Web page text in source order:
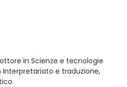
in Scienze e tecnologie
e traduzione,